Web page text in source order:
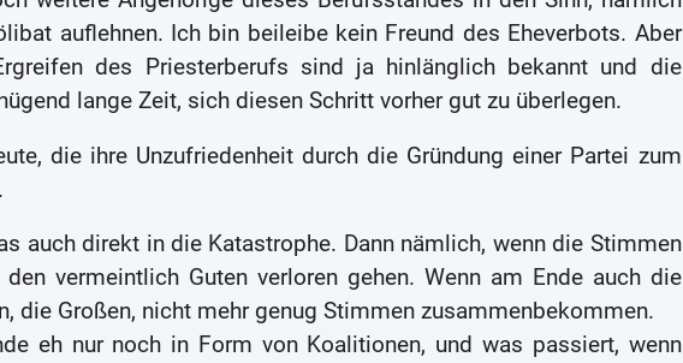
auflehnen. Ich bin beileibe kein Freund des Eheverbots. Aber
des Priesterberufs sind ja hinlänglich bekannt und die
lange Zeit, sich diesen Schritt vorher gut zu überlegen.
die ihre Unzufriedenheit durch die Gründung einer Partei zum
auch direkt in die Katastrophe. Dann nämlich, wenn die Stimmen
vermeintlich Guten verloren gehen. Wenn am Ende auch die
die Großen, nicht mehr genug Stimmen zusammenbekommen.
eh nur noch in Form von Koalitionen, und was passiert, wenn